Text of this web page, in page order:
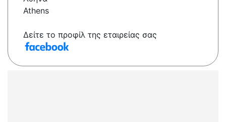
Athens
Δείτε το προφίλ της εταιρείας σας